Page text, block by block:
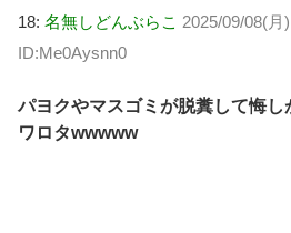
18: 名無しどんぶらこ 2025/09/08(月
ID:Me0Aysnn0
パヨクやマスゴミが脱糞して悔し
ワロタwwwww